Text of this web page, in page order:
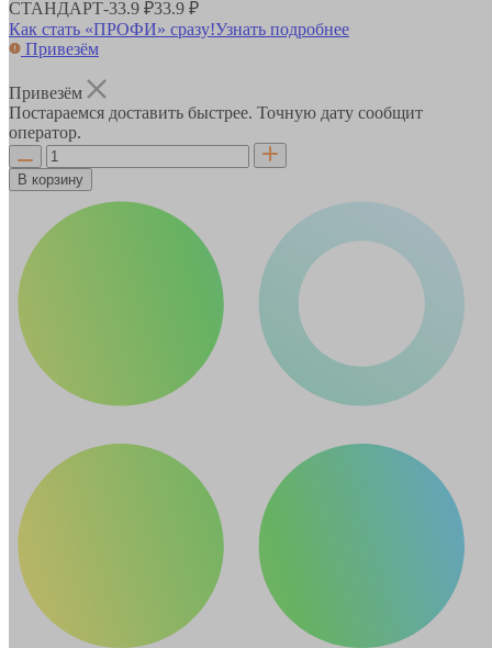
СТАНДАРТ-33.9 ₽33.9 ₽
Как стать «ПРОФИ» сразу!Узнать подробнее
Привезём
Привезём
Постараемся доставить быстрее. Точную дату сообщит
оператор.
В корзину